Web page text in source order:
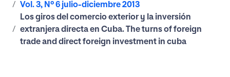
Vol. 3, Nº 6 julio-diciembre 2013
Los giros del comercio exterior y la inversión
extranjera directa en Cuba. The turns of foreign
trade and direct foreign investment in cuba